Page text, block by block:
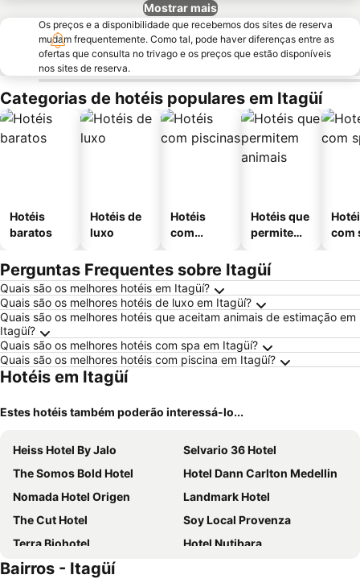
Mostrar mais
Os preços e a disponibilidade que recebemos dos sites de reserva
mudam frequentemente. Como tal, pode haver diferenças entre as
ofertas que consulta no trivago e os preços que estão disponíveis
nos sites de reserva.
Categorias de hotéis populares em Itagüí
Hotéis
baratos
Hotéis de
luxo
Hotéis
com
Hotéis que
permitem
com
Perguntas Frequentes sobre Itagüí
Quais são os melhores hotéis em Itagüí?
Quais são os melhores hotéis de luxo em Itagüí?
Quais são os melhores hotéis que aceitam animais de estimação em
Itagüí?
Quais são os melhores hotéis com spa em Itagüí?
Quais são os melhores hotéis com piscina em Itagüí?
Hotéis em Itagüí
Estes hotéis também poderão interessá-lo...
Heiss Hotel By Jalo
Selvario 36 Hotel
The Somos Bold Hotel
Hotel Dann Carlton Medellin
Nomada Hotel Origen
Landmark Hotel
The Cut Hotel
Soy Local Provenza
Terra Biohotel
Hotel Nutibara
The Somos Loho Hotel
Bairros - Itagüí